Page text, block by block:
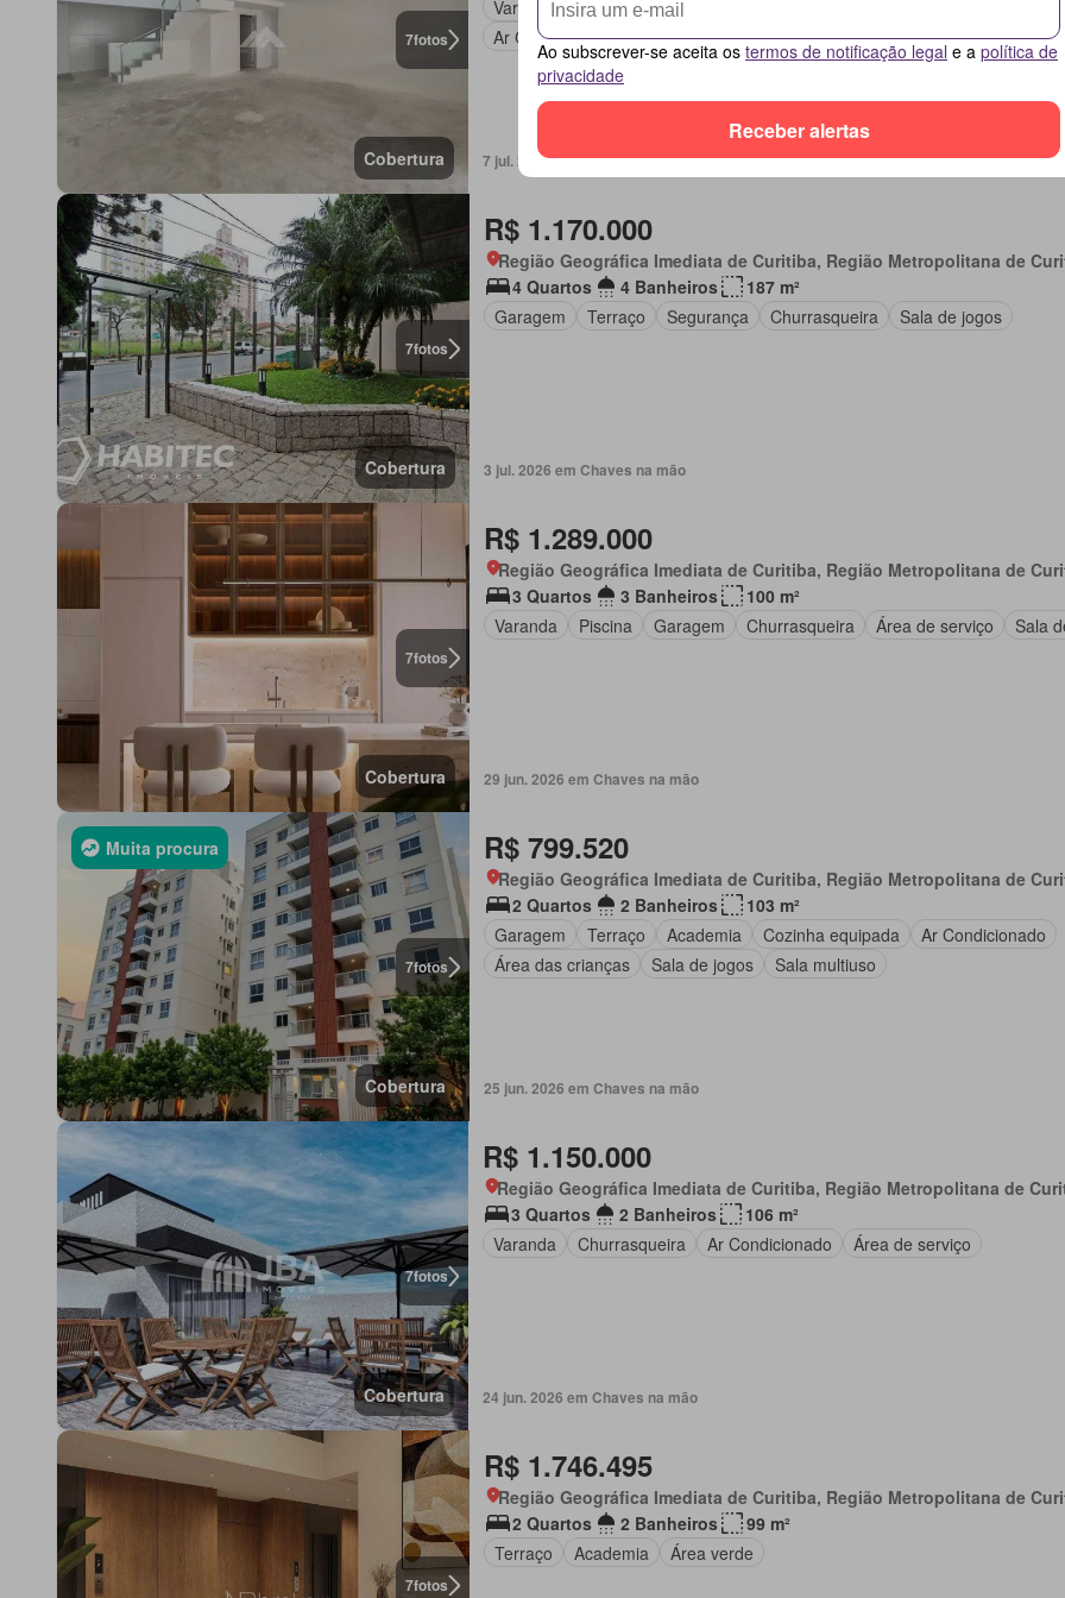
7fotos
Cobertura
Varanda
Garagem Terraço
Ar Condicionado
Área de serviço
7 jul. 2026 em Chaves na mão
7fotos
Cobertura
R$ 1.170.000
Região Geográfica Imediata de Curitiba, Região Metropolitana de
4 Quartos
4 Banheiros
187 m²
Garagem
Terraço Segurança Churrasqueira Sala de jogos
3 jul. 2026 em Chaves na mão
7fotos
Cobertura
R$ 1.289.000
Região Geográfica Imediata de Curitiba, Região Metropolitana de
3 Quartos
3 Banheiros
100 m²
Varanda
Piscina Garagem Churrasqueira Área de serviço Sala
29 jun. 2026 em Chaves na mão
7fotos
Muita procura
Cobertura
R$ 799.520
Região Geográfica Imediata de Curitiba, Região Metropolitana de
2 Quartos
2 Banheiros
103 m²
Garagem
Terraço Academia Cozinha equipada
Ar Condicionado
Área das crianças
Sala de jogos Sala multiuso
25 jun. 2026 em Chaves na mão
7fotos
Cobertura
R$ 1.150.000
Região Geográfica Imediata de Curitiba, Região Metropolitana de
3 Quartos
2 Banheiros
106 m²
Varanda
Churrasqueira Ar Condicionado Área de serviço
24 jun. 2026 em Chaves na mão
7fotos
R$ 1.746.495
Região Geográfica Imediata de Curitiba, Região Metropolitana de
2 Quartos
2 Banheiros
99 m²
Terraço
Academia Área verde
Ao subscrever-se aceita os termos de notificação legal e a política de
privacidade
Receber alertas